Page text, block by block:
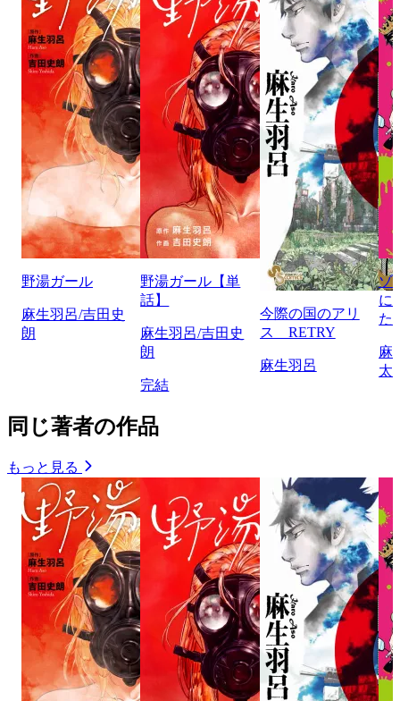
野湯ガール
麻生羽呂/吉田史
朗
野湯ガール【単
話】
麻生羽呂/吉田史
朗
完結
今際の国のアリ
ス RETRY
麻生羽呂
ゾ
に
た
麻
太
同じ著者の作品
もっと見る